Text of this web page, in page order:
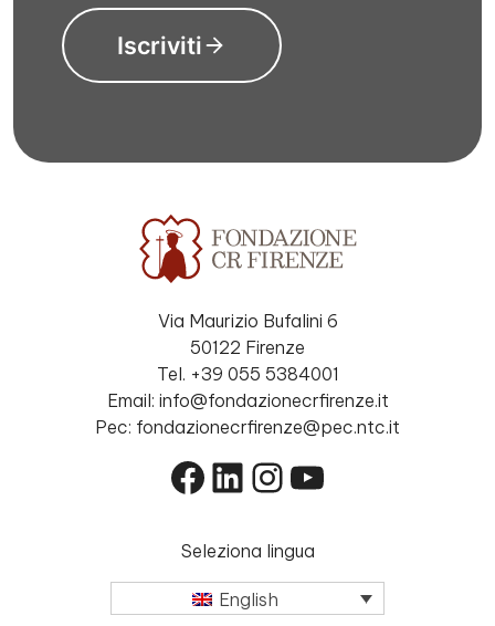
Iscriviti
Via Maurizio Bufalini 6
50122 Firenze
Tel. +39 055 5384001
Email: info@fondazionecrfirenze.it
Pec: fondazionecrfirenze@pec.ntc.it
Facebook
LinkedIn
Instagram
YouTube
Seleziona lingua
English